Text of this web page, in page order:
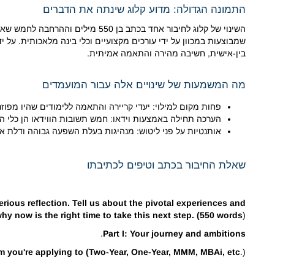
התמונה הגדולה: מדוע קלוג שינתה את הדברים
השינוי של קלוג לחיבור אחד
שמבוצעות במכוון על ידי עורכים מקצועיים וכלי בינה מלאכותית.
בין-אישית, חשיבה מהירה והתאמה אמיתית.
מה המשמעות של שינויים אלה עבור המועמדים
פחות מקום למילוי: יעדי קריירה והתאמה ללימודים שהיו
הערכה תחילה באמצעות וידאו: חמש תשובות הווידאו הן
אותנטיות על פני ליטוש: מנהיגות בעלת השפעה גבוהה ודלת
שאלת החיבור בכתב וטיפים לכתיבתו
reflection. Tell us about the pivotal experiences and
now is the right time to take this next step. (550 words)
Part I: Your journey and ambitions
.
applying to (Two-Year, One-Year, MMM, MBAi, etc.).